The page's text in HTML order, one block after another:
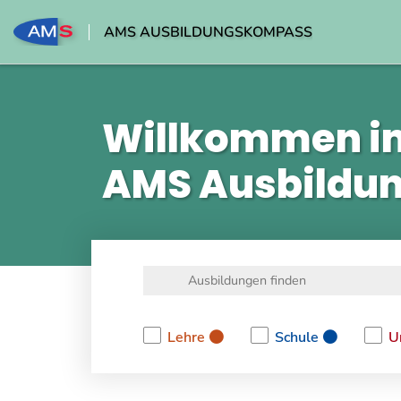
AMS AUSBILDUNGSKOMPASS
Willkommen
AMS
Lehre
Schule